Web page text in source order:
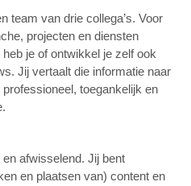
team van drie collega’s. Voor
projecten en diensten
heb je of ontwikkel je zelf ook
Jij vertaalt die informatie naar
toegankelijk en
afwisselend. Jij bent
en plaatsen van) content en